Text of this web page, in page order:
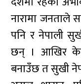
नारामा जनताले
पनि र नेपाली
छन् । आखिर
बनाउँछ त सुखी